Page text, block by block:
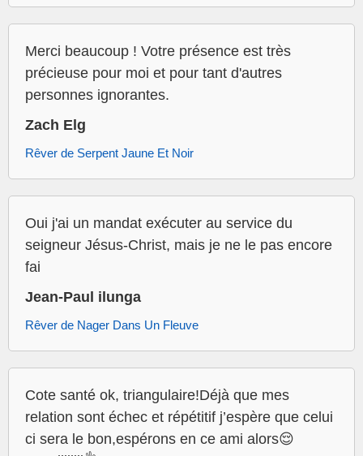
Merci beaucoup ! Votre présence est très
précieuse pour moi et pour tant d'autres
personnes ignorantes.
Zach Elg
Rêver de Serpent Jaune Et Noir
Oui j'ai un mandat exécuter au service du
seigneur Jésus-Christ, mais je ne le pas encore
fai
Jean-Paul ilunga
Rêver de Nager Dans Un Fleuve
Cote santé ok, triangulaire!Déjà que mes
relation sont échec et répétitif j’espère que celui
ci sera le bon,espérons en ce ami alors😌